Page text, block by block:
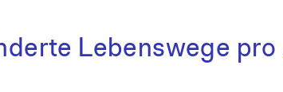
Lebenswege pro